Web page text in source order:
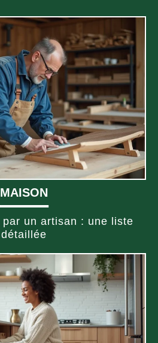
MAISON
un artisan : une liste
détaillée